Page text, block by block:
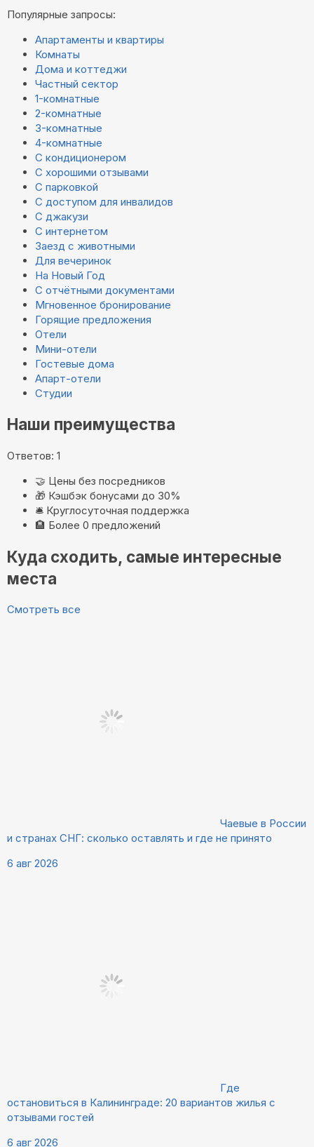
Популярные запросы:
Апартаменты и квартиры
Комнаты
Дома и коттеджи
Частный сектор
1-комнатные
2-комнатные
3-комнатные
4-комнатные
С кондиционером
С хорошими отзывами
С парковкой
С доступом для инвалидов
С джакузи
С интернетом
Заезд с животными
Для вечеринок
На Новый Год
С отчётными документами
Мгновенное бронирование
Горящие предложения
Отели
Мини-отели
Гостевые дома
Апарт-отели
Студии
Наши преимущества
Ответов: 1
🤝 Цены без посредников
🎁 Кэшбэк бонусами до 30%
🛎️ Круглосуточная поддержка
🏨 Более 0 предложений
Куда сходить, самые интересные
места
Смотреть все
Чаевые в России
и странах СНГ: сколько оставлять и где не принято
6 авг 2026
Где
остановиться в Калининграде: 20 вариантов жилья с
отзывами гостей
6 авг 2026